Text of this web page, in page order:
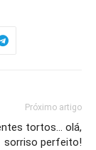
Próximo artigo
tortos… olá,
sorriso perfeito!